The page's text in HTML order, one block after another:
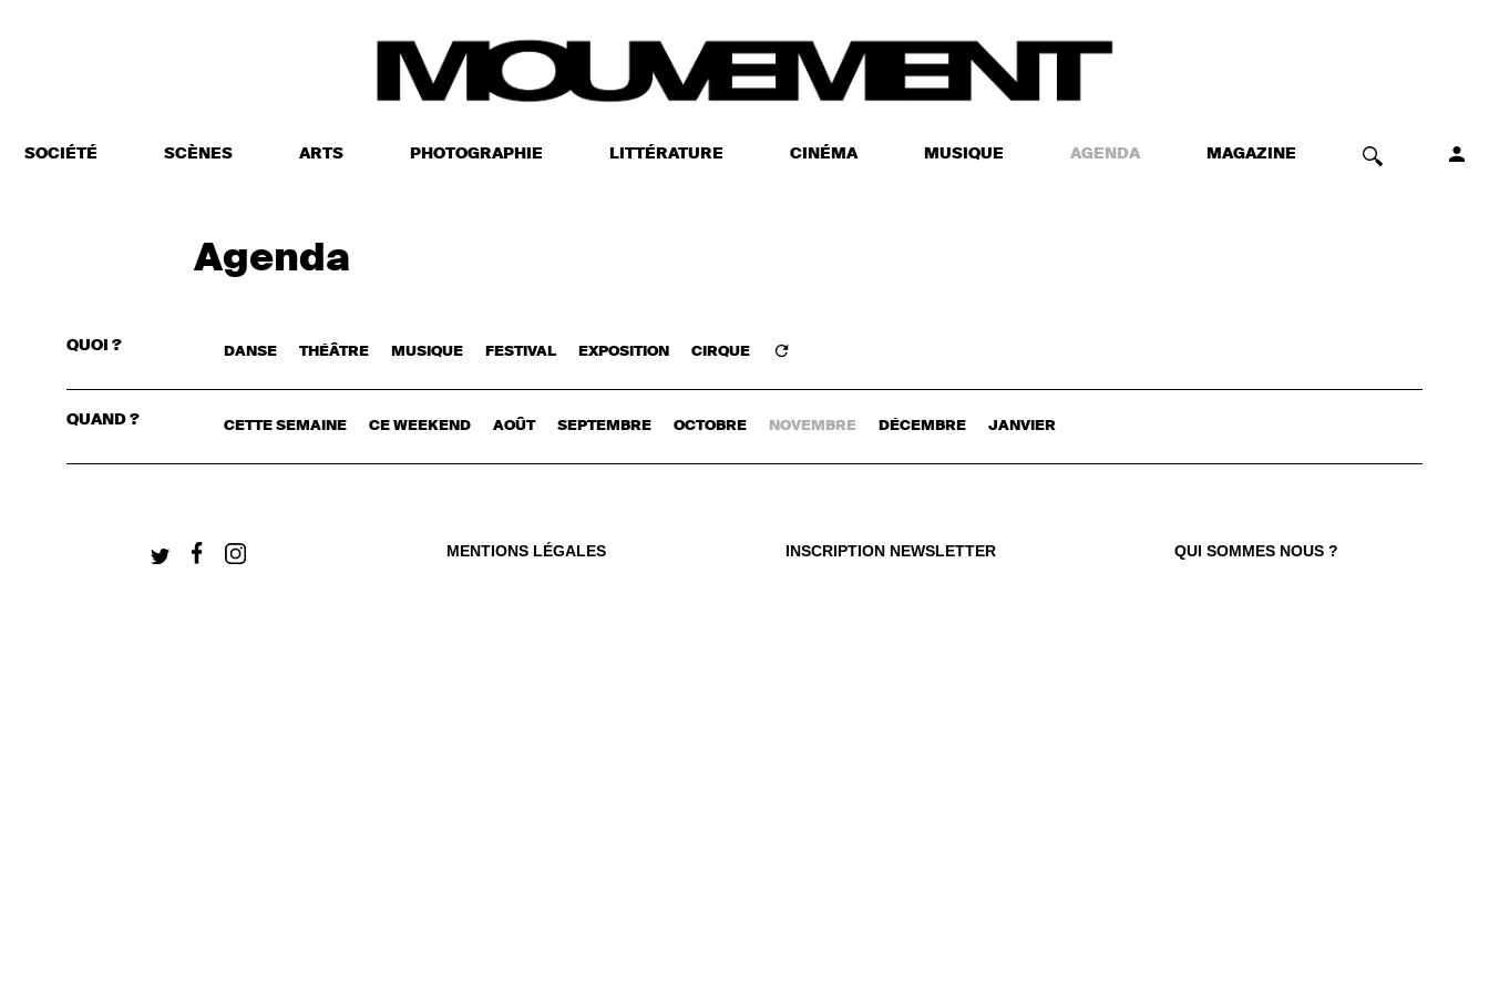
SOCIÉTÉ SCÈNES ARTS PHOTOGRAPHIE LITTÉRATURE CINÉMA MUSIQUE AGENDA MAGAZINE
CONNECTEZ-VOUS
Agenda
QUOI ? DANSE THÉÂTRE MUSIQUE FESTIVAL EXPOSITION CIRQUE
QUAND ? CETTE SEMAINE CE WEEKEND AOÛT SEPTEMBRE OCTOBRE NOVEMBRE DÉCEMBRE JANVIER
MENTIONS LÉGALES INSCRIPTION NEWSLETTER QUI SOMMES NOUS ?